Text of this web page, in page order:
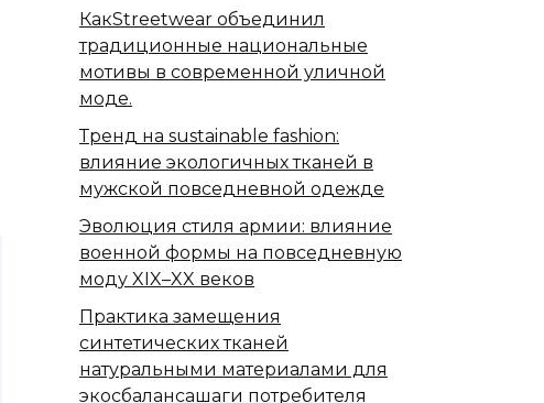
КакStreetwear объединил
традиционные национальные
мотивы в современной уличной
моде.
Тренд на sustainable fashion:
влияние экологичных тканей в
мужской повседневной одежде
Эволюция стиля армии: влияние
военной формы на повседневную
моду XIX–XX веков
Практика замещения
синтетических тканей
натуральными материалами для
экосбалансашаги потребителя